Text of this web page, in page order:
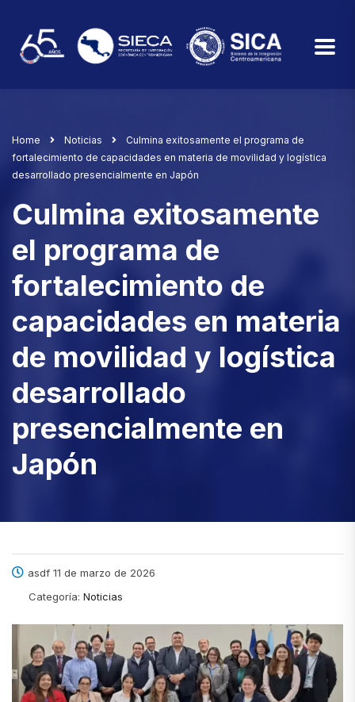
Home Noticias
Culmina exitosamente el programa de
fortalecimiento de capacidades en materia de movilidad y logística
desarrollado presencialmente en Japón
Culmina exitosamente
el programa de
fortalecimiento de
capacidades en materia
de movilidad y logística
desarrollado
presencialmente en
Japón
asdf 11 de marzo de 2026
Categoría: Noticias